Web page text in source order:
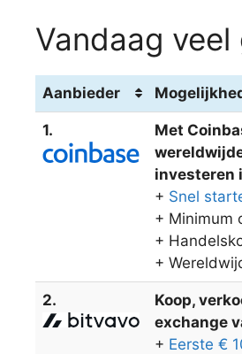
Vandaag
Aanbieder
1.
Met
investeren
+ Snel
+ Minimum
+
+
2.
Koop,
exchange
+ Eerste €